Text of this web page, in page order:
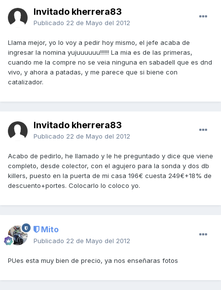
Invitado kherrera83
Publicado 22 de Mayo del 2012
Llama mejor, yo lo voy a pedir hoy mismo, el jefe acaba de
ingresar la nomina yujuuuuuu!!!!!! La mia es de las primeras,
cuando me la compre no se veia ninguna en sabadell que es dnd
vivo, y ahora a patadas, y me parece que si biene con
catalizador.
Invitado kherrera83
Publicado 22 de Mayo del 2012
Acabo de pedirlo, he llamado y le he preguntado y dice que viene
completo, desde colector, con el agujero para la sonda y dos db
killers, puesto en la puerta de mi casa 196€ cuesta 249€+18% de
descuento+portes. Colocarlo lo coloco yo.
Mito
Publicado 22 de Mayo del 2012
PUes esta muy bien de precio, ya nos enseñaras fotos